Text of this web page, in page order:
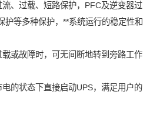
、过载、短路保护，PFC及逆变器过
护等多种保护，**系统运行的稳定性和
或故障时，可无间断地转到旁路工作
的状态下直接启动UPS，满足用户的